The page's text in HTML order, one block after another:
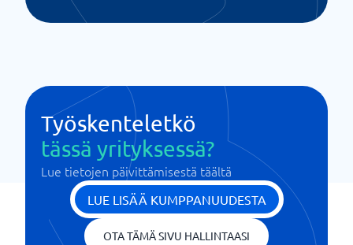
Työskenteletkö
tässä yrityksessä?
Lue tietojen päivittämisestä täältä
LUE LISÄÄ KUMPPANUUDESTA
OTA TÄMÄ SIVU HALLINTAASI